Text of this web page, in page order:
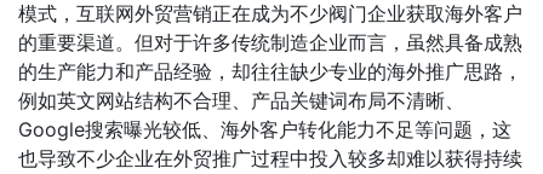
模式，互联网外贸营销正在成为不少阀门企业获取海外客户
的重要渠道。但对于许多传统制造企业而言，虽然具备成熟
的生产能力和产品经验，却往往缺少专业的海外推广思路，
例如英文网站结构不合理、产品关键词布局不清晰、
Google搜索曝光较低、海外客户转化能力不足等问题，这
也导致不少企业在外贸推广过程中投入较多却难以获得持续